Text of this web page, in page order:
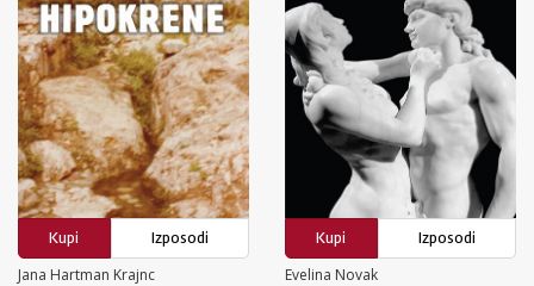
Kupi
Izposodi
Jana Hartman Krajnc
Kupi
Izposodi
Evelina Novak